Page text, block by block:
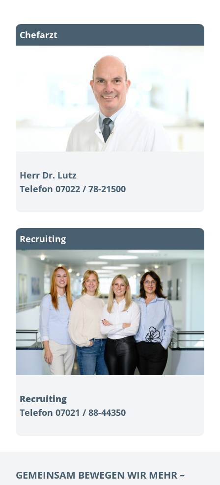
Chefarzt
Herr Dr. Lutz
Telefon 07022 / 78-21500
Recruiting
Recruiting
Telefon 07021 / 88-44350
GEMEINSAM BEWEGEN WIR MEHR –